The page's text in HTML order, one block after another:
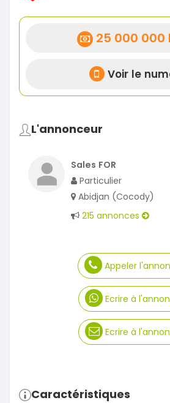
25 000 000
Voir le
L'annonceur
Sales FOR
Particulier
Abidjan (Cocody)
215 annonces
Appeler
Ecrire à
Ecrire à
Caractéristiques